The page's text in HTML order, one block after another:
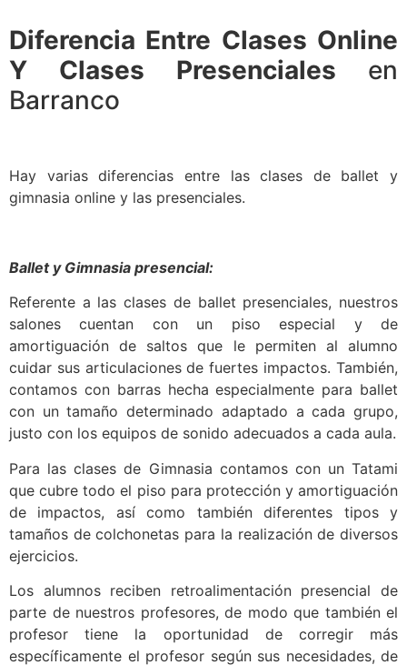
Diferencia Entre Clases Online
Y Clases Presenciales en
Barranco
Hay varias diferencias entre las clases de ballet y
gimnasia online y las presenciales.
Ballet y Gimnasia presencial:
Referente a las clases de ballet presenciales, nuestros
salones cuentan con un piso especial y de
amortiguación de saltos que le permiten al alumno
cuidar sus articulaciones de fuertes impactos. También,
contamos con barras hecha especialmente para ballet
con un tamaño determinado adaptado a cada grupo,
justo con los equipos de sonido adecuados a cada aula.
Para las clases de Gimnasia contamos con un Tatami
que cubre todo el piso para protección y amortiguación
de impactos, así como también diferentes tipos y
tamaños de colchonetas para la realización de diversos
ejercicios.
Los alumnos reciben retroalimentación presencial de
parte de nuestros profesores, de modo que también el
profesor tiene la oportunidad de corregir más
específicamente el profesor según sus necesidades, de